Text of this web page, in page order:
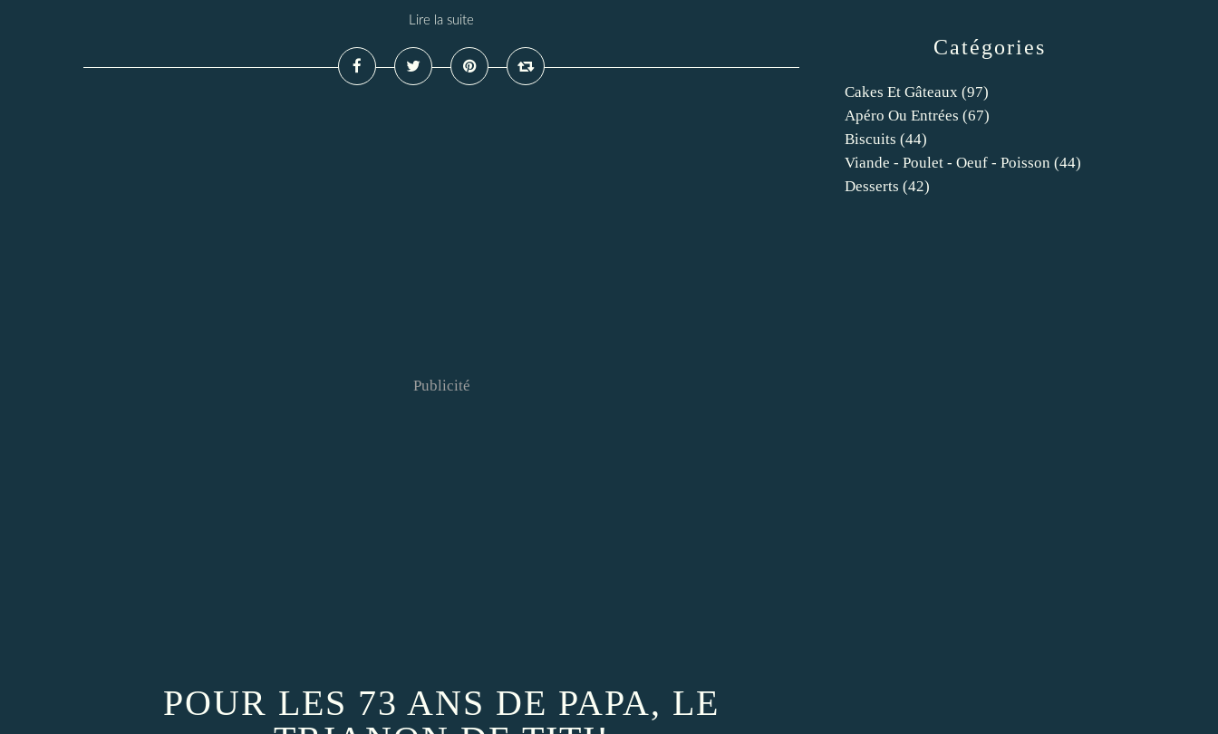
Lire la suite
Publicité
POUR LES 73 ANS DE PAPA, LE
Catégories
Cakes Et Gâteaux (97)
Apéro Ou Entrées (67)
Biscuits (44)
Viande - Poulet - Oeuf - Poisson (44)
Desserts (42)